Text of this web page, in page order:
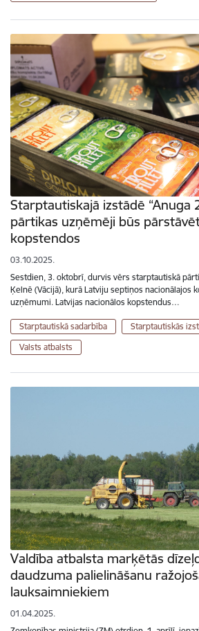
Starptautiskajā izstādē “Anuga
pārtikas uzņēmēji būs
kopstendos
03.10.2025.
Sestdien, 3. oktobrī, durvis vērs starptautiskā
Ķelnē (Vācijā), kurā Latviju septiņos nacionālajos
uzņēmumi. Latvijas nacionālos kopstendus…
Starptautiskā sadarbība
Starptautiskās
Valsts atbalsts
Valdība atbalsta marķētās
daudzuma palielināšanu
lauksaimniekiem
01.04.2025.